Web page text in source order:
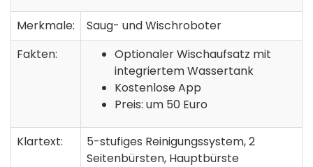
Merkmale:
Saug- und Wischroboter
Fakten:
Optionaler Wischaufsatz mit
integriertem Wassertank
Kostenlose App
Preis: um 50 Euro
Klartext:
5-stufiges Reinigungssystem, 2
Seitenbürsten, Hauptbürste